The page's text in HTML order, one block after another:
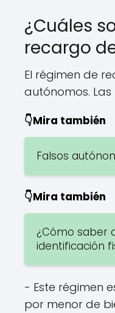
¿Cuáles
recargo
El régimen de
autónomos.
👇Mira también
Falsos
👇Mira también
¿Cómo saber
identificación
- Este régimen
por menor de